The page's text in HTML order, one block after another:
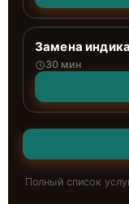
Замена
30 мин
Полный список